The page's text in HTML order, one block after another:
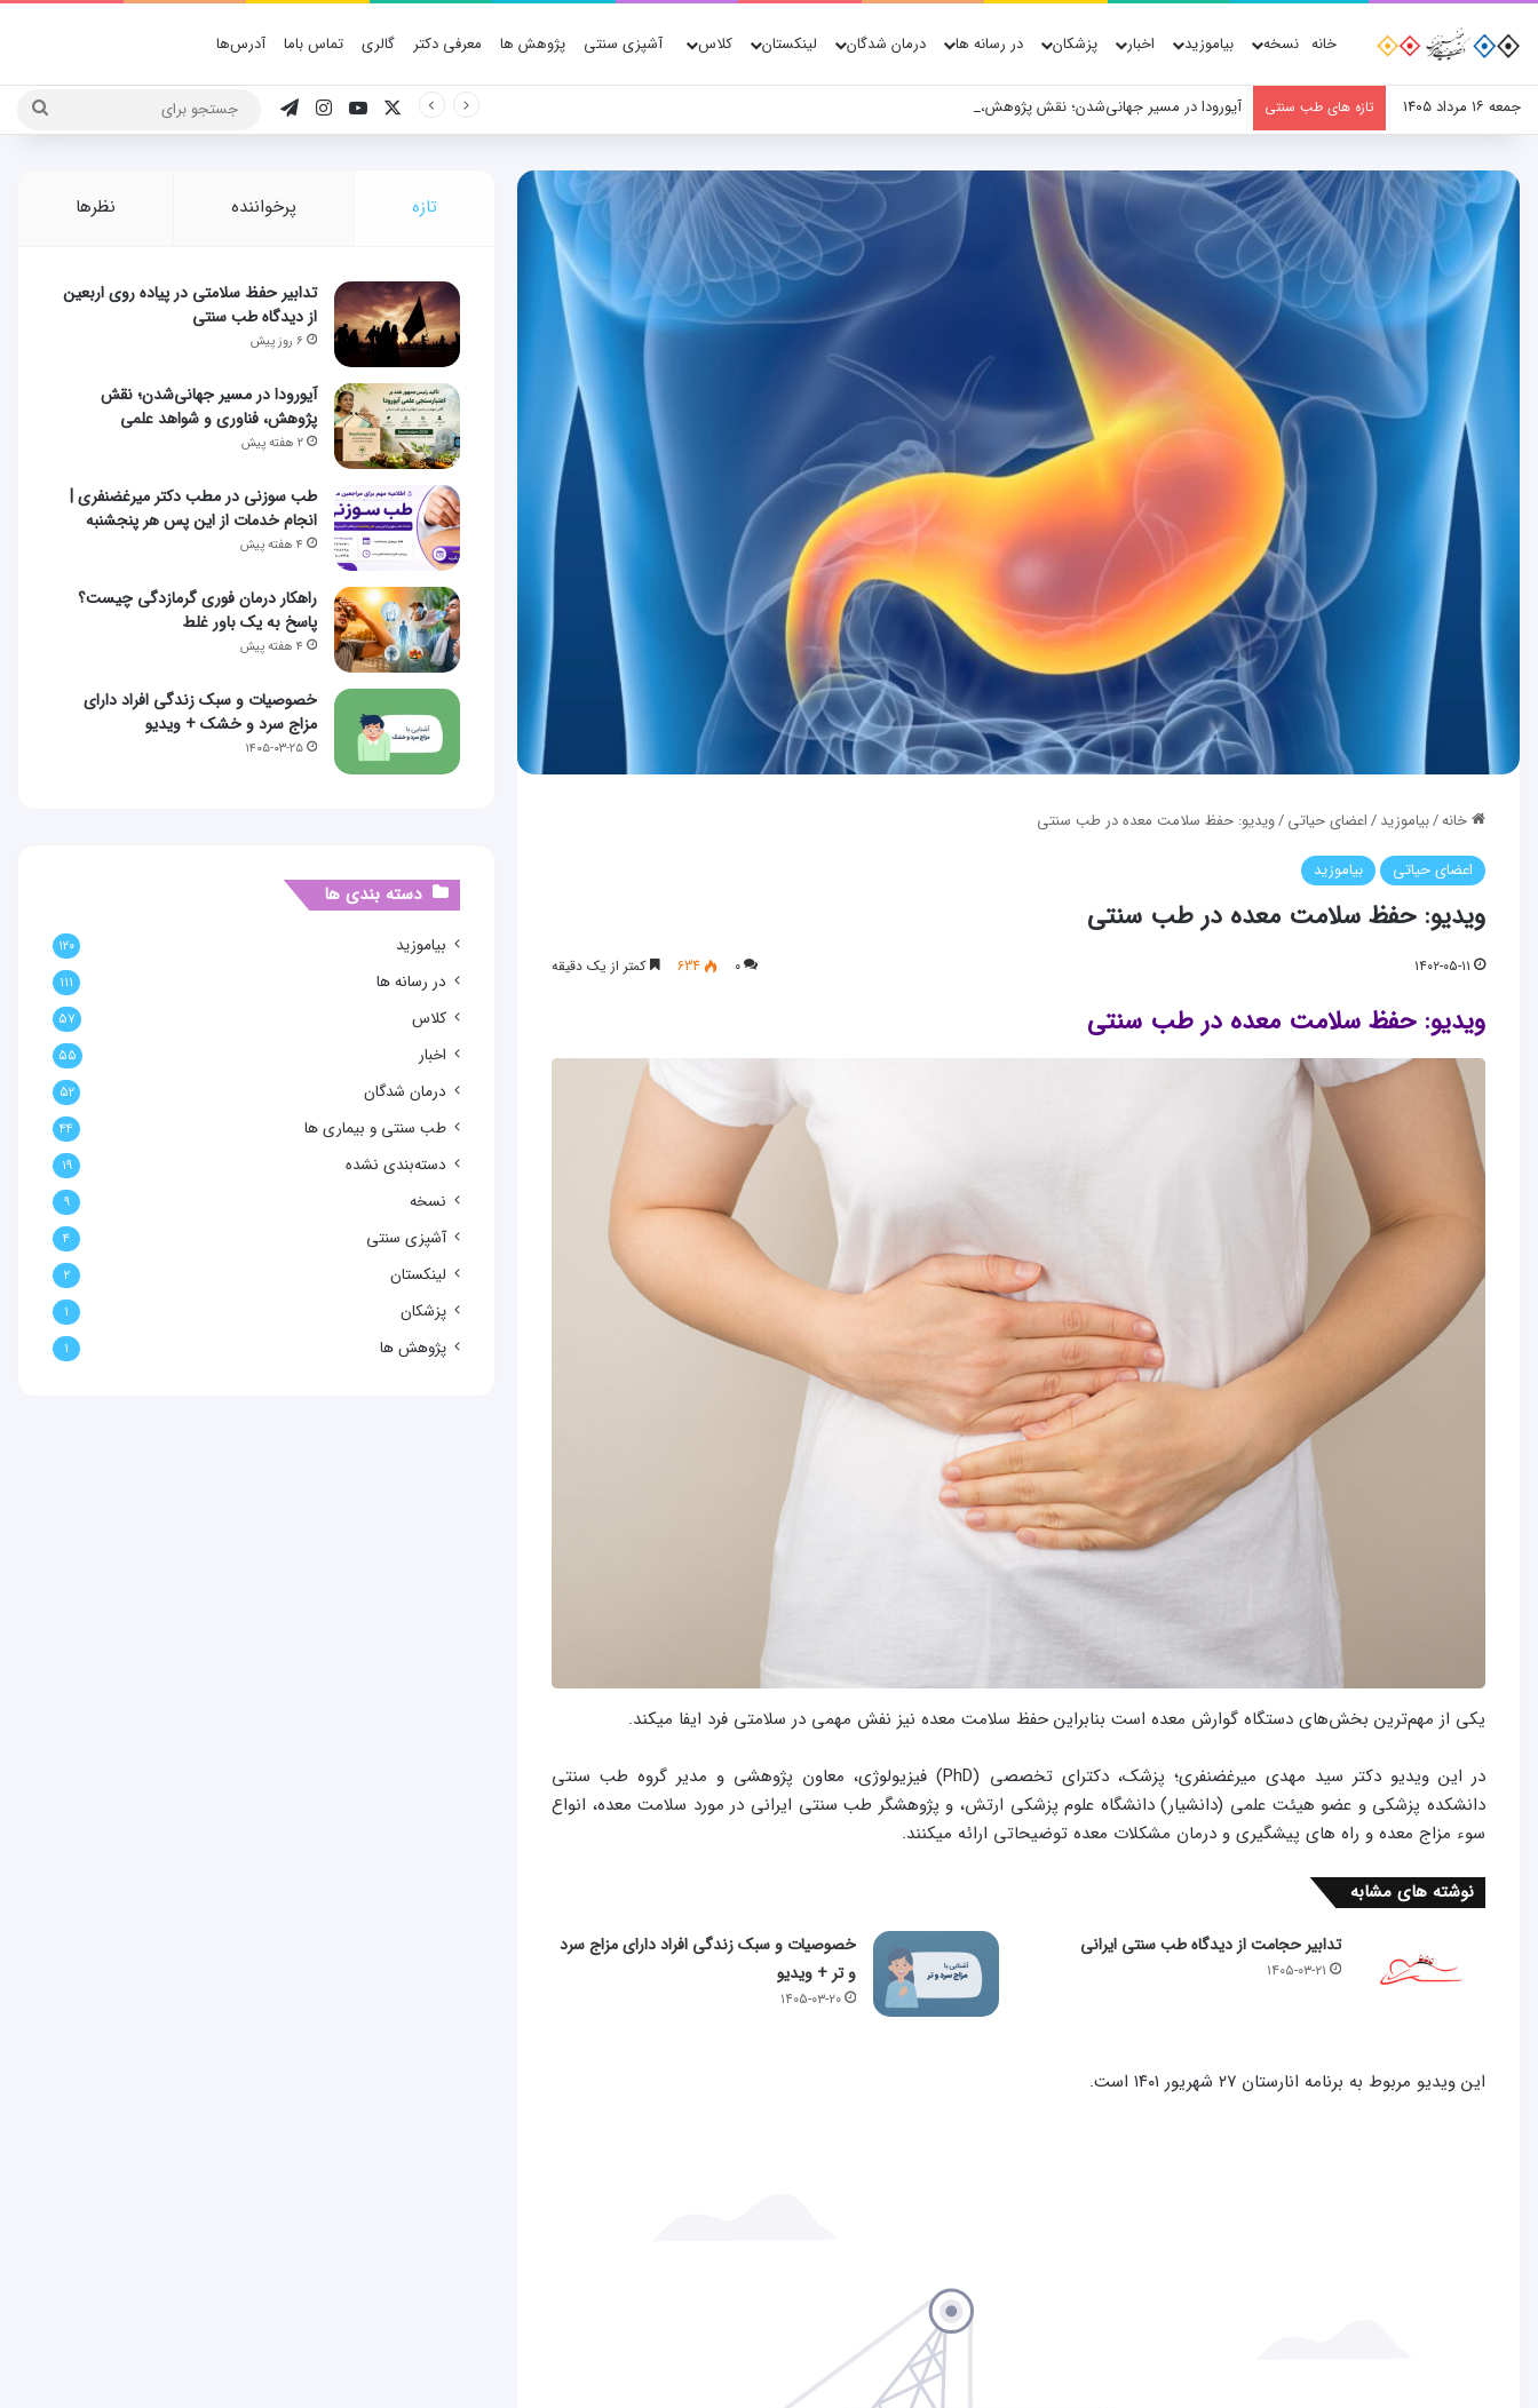
خانه نسخه بیاموزید اخبار پزشکان در رسانه ها درمان شدگان لینکستان کلاس آشپزی سنتی پژوهش ها معرفی دکتر گالری تماس باما آدرس‌ها
جمعه ۱۶ مرداد ۱۴۰۵ تازه های طب سنتی آیورودا در مسیر جهانی‌شدن؛ نقش پژوهش، فناوری و شواهد علمی یوتیوباینستاگرام
تلگرام
خانه/بیاموزید/اعضای حياتی/ویدیو: حفظ سلامت معده در طب سنتی
اعضای حياتی بیاموزید
ویدیو: حفظ سلامت معده در طب سنتی
۱۴۰۲-۰۵-۱۱ ۰ 634 کمتر از یک دقیقه
ویدیو: حفظ سلامت معده در طب سنتی
یکی از مهم‌ترین بخش‌های دستگاه گوارش معده است بنابراین حفظ سلامت معده نیز نفش مهمی در سلامتی فرد ایفا میکند.
در این ویدیو دکتر سید مهدی میرغضنفری؛ پزشک، دکترای تخصصی (PhD) فیزیولوژی، معاون پژوهشی و مدير گروه طب سنتی
دانشکده پزشکی و عضو هیئت علمی (دانشیار) دانشگاه علوم پزشکی ارتش، و پژوهشگر طب سنتی ایرانی در مورد سلامت معده، انواع
سوء مزاج معده و راه های پیشگیری و درمان مشکلات معده توضیحاتی ارائه میکنند.
نوشته های مشابه
تدابیر حجامت از دیدگاه طب سنتی ایرانی
۱۴۰۵-۰۳-۲۱
خصوصیات و سبک زندگی افراد دارای مزاج سرد
و تر + ویدیو
۱۴۰۵-۰۳-۲۰
این ویدیو مربوط به برنامه انارستان ۲۷ شهریور ۱۴۰۱ است.
تازه پرخواننده نظرها
تدابیر حفظ سلامتی در پیاده روی اربعین
از دیدگاه طب سنتی
۶ روز پیش
آیورودا در مسیر جهانی‌شدن؛ نقش
پژوهش، فناوری و شواهد علمی
۲ هفته پیش
طب سوزنی در مطب دکتر میرغضنفری |
انجام خدمات از این پس هر پنجشنبه
۴ هفته پیش
راهکار درمان فوری گرمازدگی چیست؟
پاسخ به یک باور غلط
۴ هفته پیش
خصوصیات و سبک زندگی افراد دارای
مزاج سرد و خشک + ویدیو
۱۴۰۵-۰۳-۲۵
دسته بندی ها
بیاموزید ۱۲۰
در رسانه ها ۱۱۱
کلاس ۵۷
اخبار ۵۵
درمان شدگان ۵۲
طب سنتی و بیماری ها ۴۴
دسته‌بندی نشده ۱۹
نسخه ۹
آشپزی سنتی ۴
لینکستان ۲
پزشکان ۱
پژوهش ها ۱